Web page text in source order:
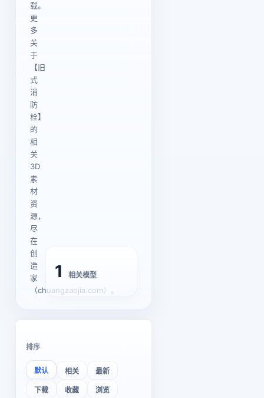
载。
更
多
关
于
【旧
式
消
防
栓】
的
相
关
3D
素
材
资
源，
尽
在
创
造
家
（chuangzaojia.com）。
1 相关模型
排序
默认 相关 最新
下载 收藏 浏览